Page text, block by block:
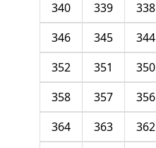
338
339
340
344
345
346
350
351
352
356
357
358
362
363
364